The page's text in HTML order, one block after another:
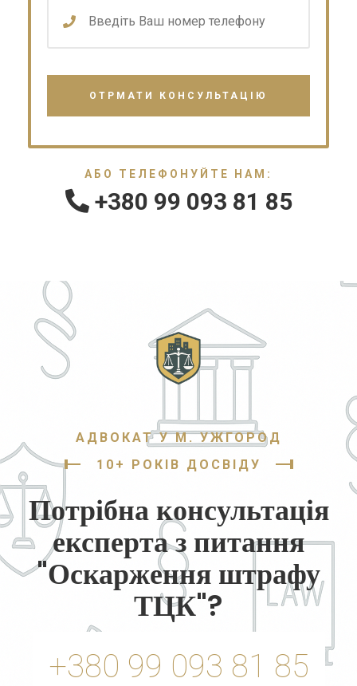
АБО ТЕЛЕФОНУЙТЕ НАМ:
+380 99 093 81 85
АДВОКАТ У М. УЖГОРОД
10+ РОКІВ ДОСВІДУ
Потрібна консультація
експерта з питання
"Оскарження штрафу
ТЦК"?
+380 99 093 81 85